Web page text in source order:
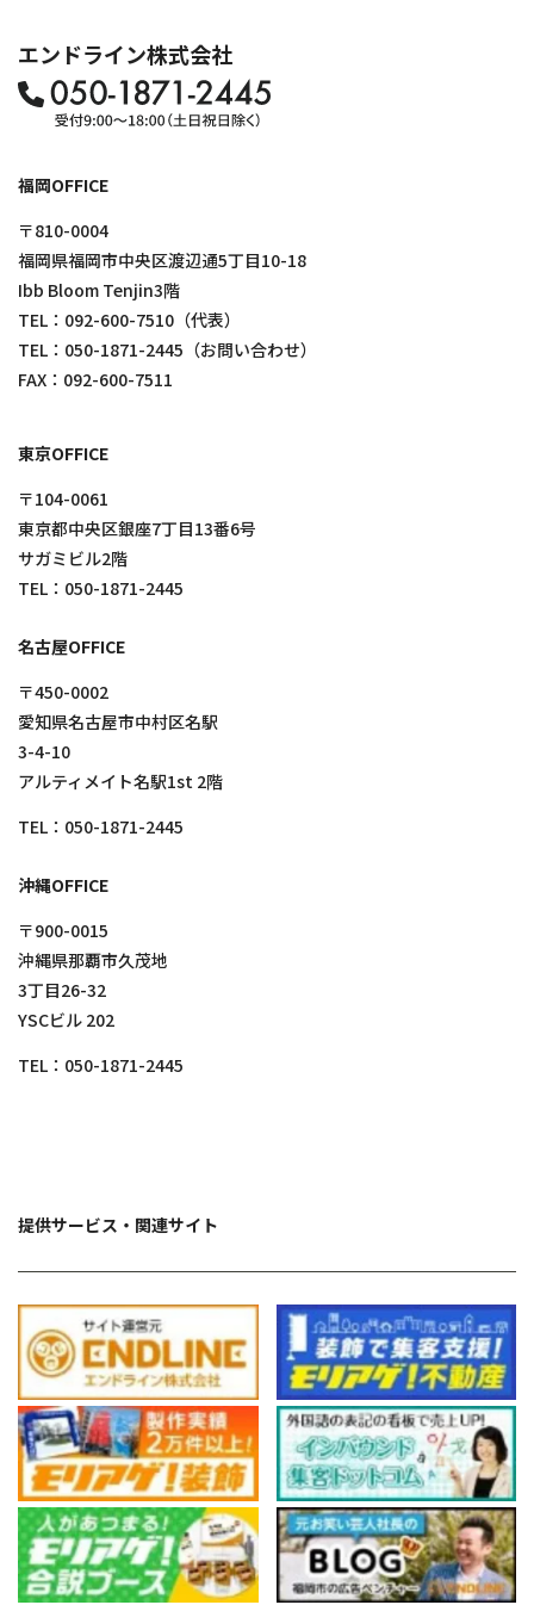
エンドライン株式会社
福岡OFFICE
〒810-0004
福岡県福岡市中央区渡辺通5丁目10-18
Ibb Bloom Tenjin3階
TEL： 092-600-7510 （代表）
TEL： 050-1871-2445 （お問い合わせ）
FAX：092-600-7511
東京OFFICE
〒104-0061
東京都中央区銀座7丁目13番6号
サガミビル2階
TEL： 050-1871-2445
名古屋OFFICE
〒450-0002
愛知県名古屋市中村区名駅
3-4-10
アルティメイト名駅1st 2階
TEL： 050-1871-2445
沖縄OFFICE
〒900-0015
沖縄県那覇市久茂地
3丁目26-32
YSCビル 202
TEL： 050-1871-2445
提供サービス・関連サイト